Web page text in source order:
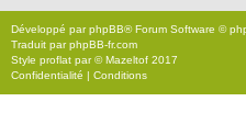
Développé parphpBB® Forum Software ©
Traduit parphpBB-fr.com
Style proflat par ©Mazeltof 2017
Confidentialité | Conditions